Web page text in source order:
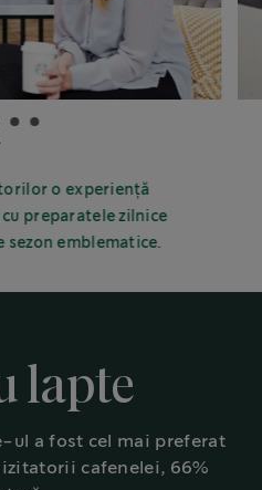
o experiență
preparatele zilnice
sezon emblematice.
lapte
ul a fost cel mai preferat
cafenelei, 66%